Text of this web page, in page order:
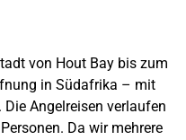
von Hout Bay bis zum
in Südafrika – mit
Angelreisen verlaufen
Da wir mehrere